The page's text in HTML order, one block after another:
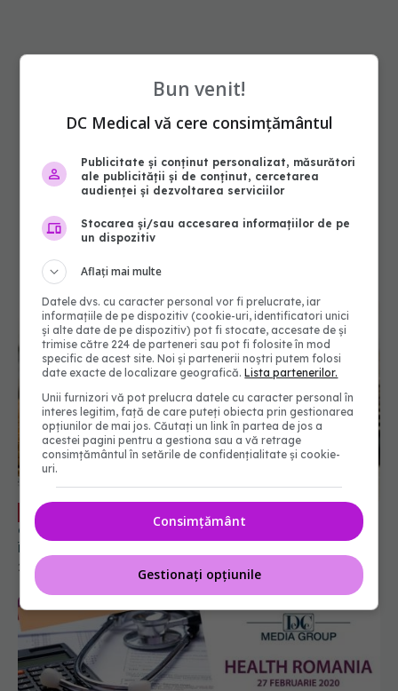
EXCLUSIV
concediilor medicale pentru angajatori e
întârziată
27 feb 2020, 23:21
Bun venit!
DC Medical vă cere consimțământul
Publicitate și conținut personalizat, măsurători
ale publicității și de conținut, cercetarea
audienței și dezvoltarea serviciilor
Stocarea și/sau accesarea informațiilor de pe
un dispozitiv
Aflați mai multe
Datele dvs. cu caracter personal vor fi prelucrate, iar
informațiile de pe dispozitiv (cookie-uri, identificatori unici
și alte date de pe dispozitiv) pot fi stocate, accesate de și
trimise către 224 de parteneri sau pot fi folosite în mod
specific de acest site. Noi și partenerii noștri putem folosi
date exacte de localizare geografică.Lista partenerilor.
Unii furnizori vă pot prelucra datele cu caracter personal în
interes legitim, față de care puteți obiecta prin gestionarea
opțiunilor de mai jos. Căutați un link în partea de jos a
acestei pagini pentru a gestiona sau a vă retrage
consimțământul în setările de confidențialitate și cookie-
uri.
Consimțământ
Gestionați opțiunile